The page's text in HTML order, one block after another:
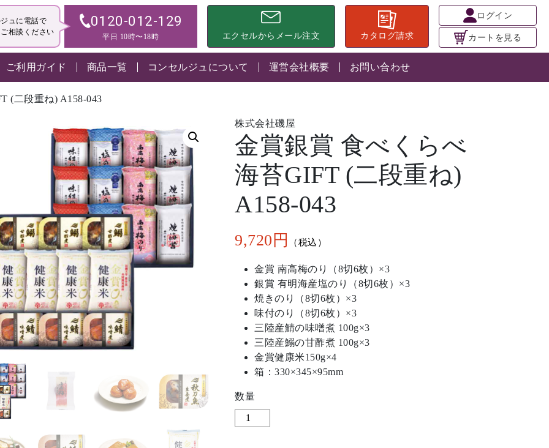
ュに電話で
相談ください
0120-012-129
平日 10時〜18時 エクセルからメール注文 カタログ請求
ログイン
カートを見る
ご利用ガイド 商品一覧 コンセルジュについて 運営会社概要 お問い合わせ
(二段重ね) A158-043
株式会社磯屋
金賞銀賞 食べくらべ
海苔GIFT (二段重ね)
A158-043
9,720
金賞 南高梅のり（8切6枚）×3
銀賞 有明海産塩のり（8切6枚）×3
焼きのり（8切6枚）×3
味付のり（8切6枚）×3
三陸産鯖の味噌煮 100g×3
三陸産鰯の甘酢煮 100g×3
金賞健康米150g×4
箱：330×345×95mm
数量
賞